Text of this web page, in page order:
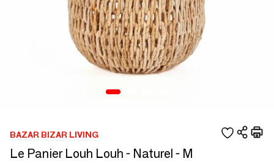
BAZAR BIZAR LIVING
Le Panier Louh Louh - Naturel - M